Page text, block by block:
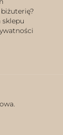
sklepu